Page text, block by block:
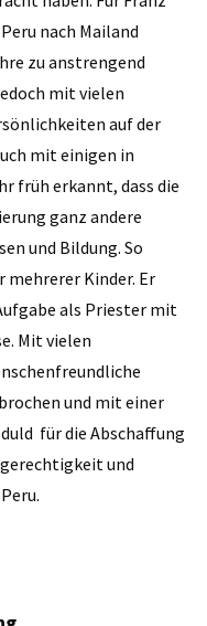
nach Mailand
zu anstrengend
mit vielen
auf der
mit einigen in
früh erkannt, dass die
ganz andere
und Bildung. So
mehrerer Kinder. Er
als Priester mit
Mit vielen
und mit einer
für die Abschaffung
und